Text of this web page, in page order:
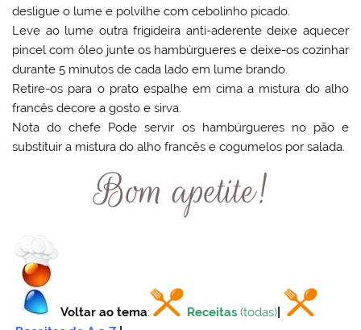
desligue o lume e polvilhe com cebolinho picado.
Leve ao lume outra frigideira anti-aderente deixe aquecer
pincel com óleo junte os hambúrgueres e deixe-os cozinhar
durante 5 minutos de cada lado em lume brando.
Retire-os para o prato espalhe em cima a mistura do alho
francês decore a gosto e sirva.
Nota do chefe Pode servir os hambúrgueres no pão e
substituir a mistura do alho francês e cogumelos por salada.
Voltar ao tema: Receitas (todas)